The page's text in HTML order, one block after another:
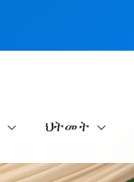
ህትመት